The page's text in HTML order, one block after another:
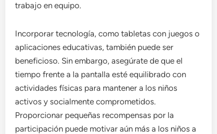
trabajo en equipo.
Incorporar tecnología, como tabletas con juegos o
aplicaciones educativas, también puede ser
beneficioso. Sin embargo, asegúrate de que el
tiempo frente a la pantalla esté equilibrado con
actividades físicas para mantener a los niños
activos y socialmente comprometidos.
Proporcionar pequeñas recompensas por la
participación puede motivar aún más a los niños a